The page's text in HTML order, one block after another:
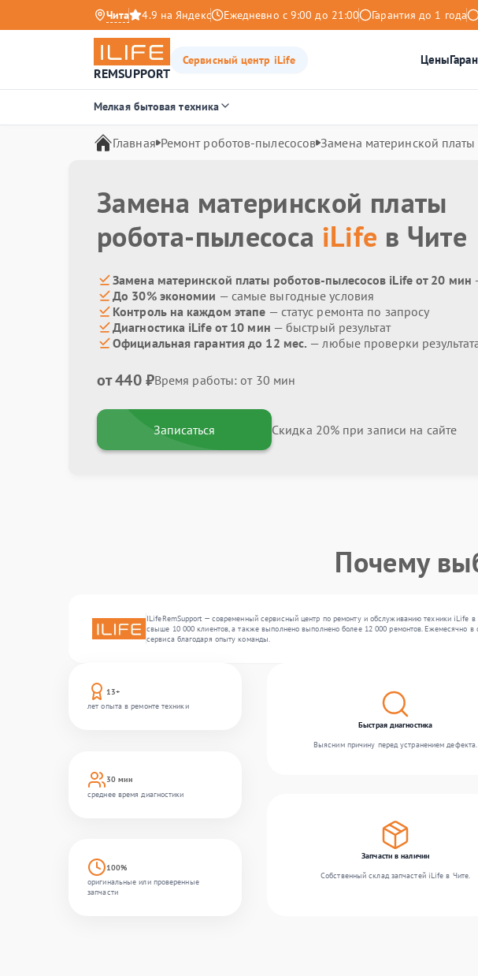
Чита 4.9 на Яндекс Ежедневно с 9:00 до 21:00 Гарантия до 1 года
REMSUPPORT
Сервисный центр iLife Цены
Мелкая бытовая техника
Главная Ремонт роботов-пылесосов Замена материнской платы
Замена материнской платы
робота-пылесоса iLife в Чите
Замена материнской платы роботов-пылесосов iLife от 20 мин
До 30% экономии — самые выгодные условия
Контроль на каждом этапе — статус ремонта по запросу
Диагностика iLife от 10 мин — быстрый результат
Официальная гарантия до 12 мес. — любые проверки
от 440 ₽Время работы: от 30 мин
Записаться Скидка 20% при записи на сайте
Почему
ILifeRemSupport — современный сервисный центр по ремонту и обслуживанию техники
свыше 10 000 клиентов, а также выполнено выполнено более 12 000 ремонтов. Ежемесячно
сервиса благодаря опыту команды.
13+
лет опыта в ремонте техники
30 мин
среднее время диагностики
100%
оригинальные или проверенные
запчасти
Быстрая диагностика
Выясним причину перед устранением дефекта.
Запчасти в наличии
Собственный склад запчастей iLife в Чите.